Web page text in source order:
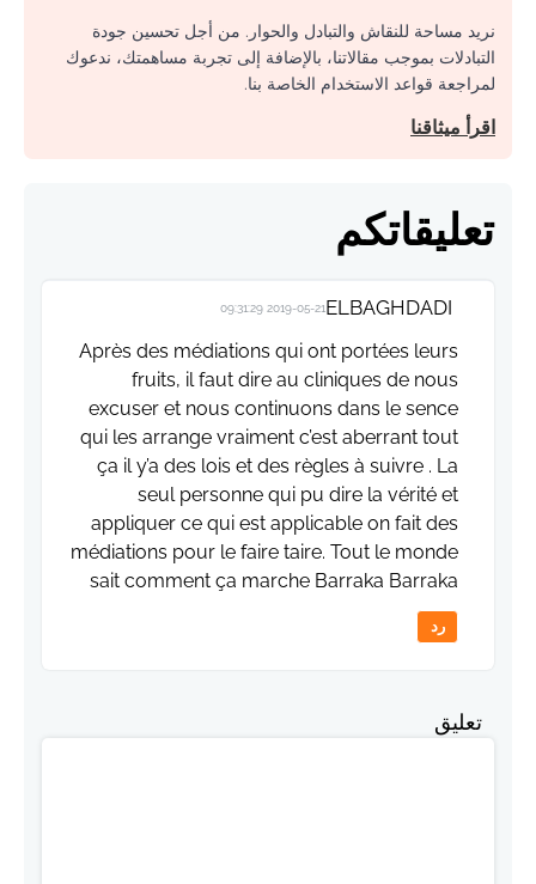
نريد مساحة للنقاش والتبادل والحوار. من أجل تحسين جودة
التبادلات بموجب مقالاتنا، بالإضافة إلى تجربة مساهمتك، ندعوك
لمراجعة قواعد الاستخدام الخاصة بنا.
اقرأ ميثاقنا
تعليقاتكم
ELBAGHDADI
2019-05-21 09:31:29
Après des médiations qui ont portées leurs
fruits, il faut dire au cliniques de nous
excuser et nous continuons dans le sence
qui les arrange vraiment c’est aberrant tout
ça il y’a des lois et des règles à suivre . La
seul personne qui pu dire la vérité et
appliquer ce qui est applicable on fait des
médiations pour le faire taire. Tout le monde
sait comment ça marche Barraka Barraka
رد
تعليق